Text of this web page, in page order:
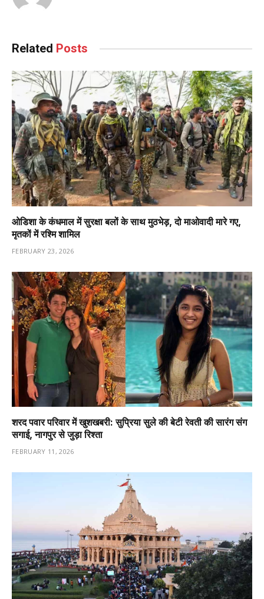
Related Posts
ओडिशा के कंधमाल में सुरक्षा बलों के साथ मुठभेड़, दो माओवादी मारे गए,
मृतकों में रश्मि शामिल
FEBRUARY 23, 2026
शरद पवार परिवार में खुशखबरी: सुप्रिया सुले की बेटी रेवती की सारंग संग
सगाई, नागपुर से जुड़ा रिश्ता
FEBRUARY 11, 2026